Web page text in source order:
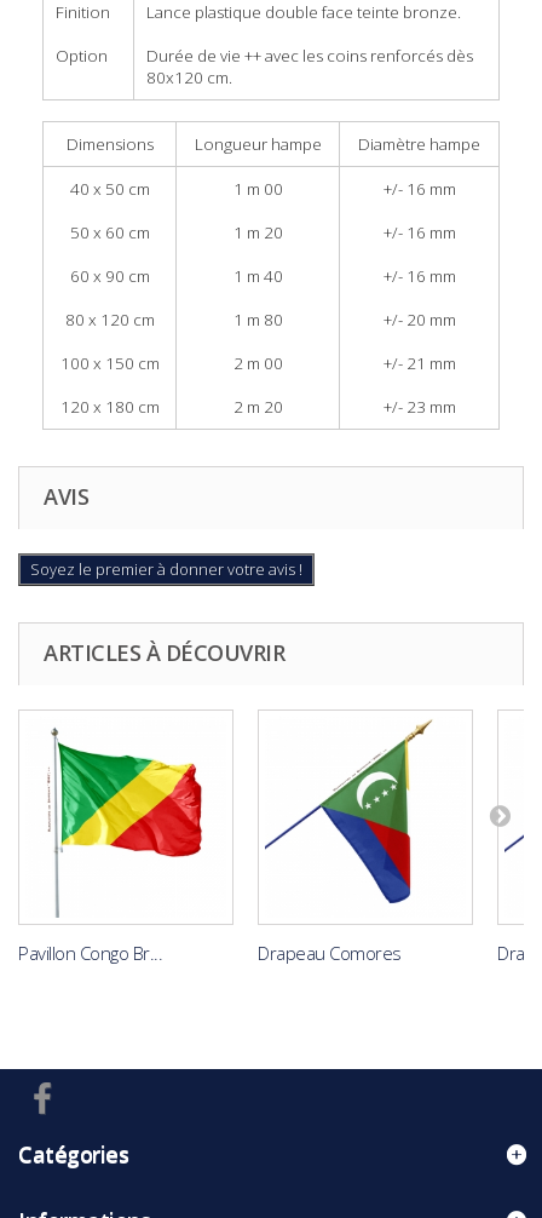
Finition
Lance plastique double face teinte bronze.
Option
Durée de vie ++ avec les coins renforcés dès
80x120 cm.
Dimensions Longueur hampe Diamètre hampe
40 x 50 cm 1 m 00
+/- 16 mm
50 x 60 cm
1 m 20
+/- 16 mm
60 x 90 cm
1 m 40
+/- 16 mm
80 x 120 cm
1 m 80
+/- 20 mm
100 x 150 cm
2 m 00
+/- 21 mm
120 x 180 cm
2 m 20 +/- 23 mm
AVIS
Soyez le premier à donner votre avis !
ARTICLES À DÉCOUVRIR
Pavillon Congo Br... Drapeau Comores
Catégories